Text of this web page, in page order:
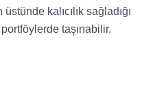
kalıcılık sağladığı
taşınabilir.